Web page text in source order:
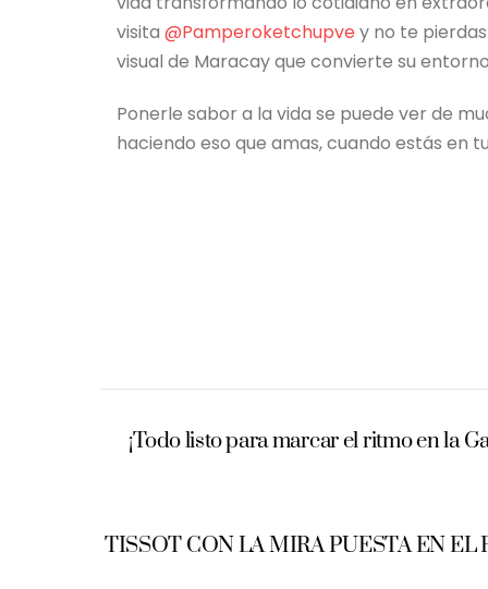
visita @Pamperoketchupve y no te
visual de Maracay que convierte su
Ponerle sabor a la vida se puede ver de
haciendo eso que amas, cuando estás en
¡Todo listo para marcar el ritmo en la
TISSOT CON LA MIRA PUESTA EN